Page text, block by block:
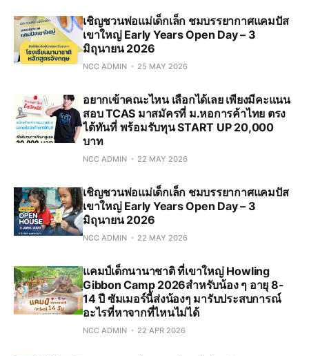
เชิญชวนพ่อแม่เด็กเล็ก ชมบรรยากาศแคมปัส
เขาใหญ่ Early Years Open Day – 3
มิถุนายน 2026
NCC ADMIN 25 MAY 2026
อยากเข้าคณะไหน เลือกได้เลย เพียงมีคะแนน
สอบ TCAS มาสมัครที่ ม.หอการค้าไทย ตรง
ได้ทันที่ พร้อมรับทุน START UP 20,000
บาท
NCC ADMIN 22 MAY 2026
เชิญชวนพ่อแม่เด็กเล็ก ชมบรรยากาศแคมปัส
เขาใหญ่ Early Years Open Day – 3
มิถุนายน 2026
NCC ADMIN 22 MAY 2026
แคมป์เด็กนานาชาติ ที่เขาใหญ่ Howling
Gibbon Camp 2026สำหรับน้อง ๆ อายุ 8-
14 ปี ซัมเมอร์นี้ส่งน้องๆ มารับประสบการณ์
อะไรที่หาจากที่ไหนไม่ได้
NCC ADMIN 22 APR 2026